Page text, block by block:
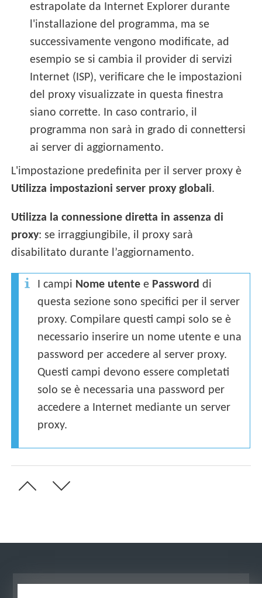
estrapolate da Internet Explorer durante
l'installazione del programma, ma se
successivamente vengono modificate, ad
esempio se si cambia il provider di servizi
Internet (ISP), verificare che le impostazioni
del proxy visualizzate in questa finestra
siano corrette. In caso contrario, il
programma non sarà in grado di connettersi
ai server di aggiornamento.
L'impostazione predefinita per il server proxy è
Utilizza impostazioni server proxy globali.
Utilizza la connessione diretta in assenza di
proxy: se irraggiungibile, il proxy sarà
disabilitato durante l’aggiornamento.
I campi Nome utente e Passworddi
questa sezione sono specifici per il server
proxy. Compilare questi campi solo se è
necessario inserire un nome utente e una
password per accedere al server proxy.
Questi campi devono essere completati
solo se è necessaria una password per
accedere a Internet mediante un server
proxy.